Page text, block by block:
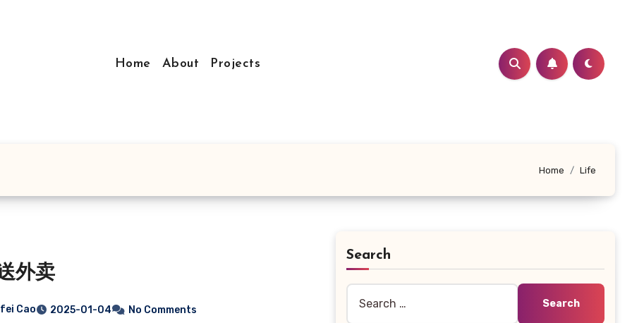
Home About Projects
Home Life
外卖
Cao 2025-01-04 No Comments
Search
for: